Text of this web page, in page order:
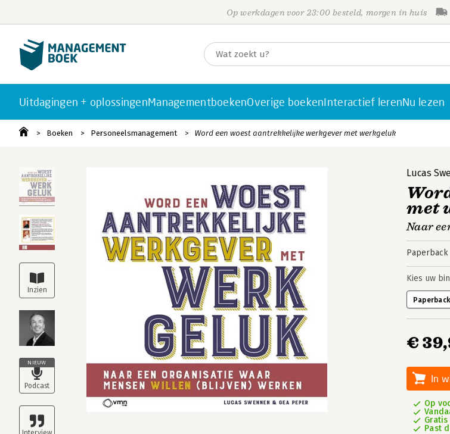
Op werkdagen voor 23:00 besteld, morgen in huis
Uitdagingen + oplossingenManagementboekenOverige boekenInteractief lerenNu lezen
Boeken Personeelsmanagement Word een woest aantrekkelijke werkgever met werkgeluk
NIEUW
Lucas
met
Naar
Paperback
Kies uw
€
In
Op
Past